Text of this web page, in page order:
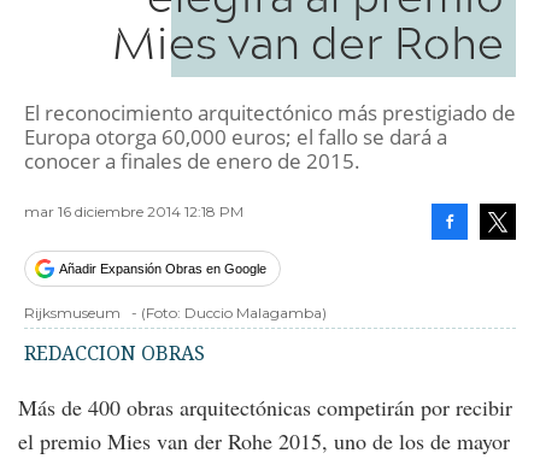
Mies van der Rohe
El reconocimiento arquitectónico más prestigiado de
Europa otorga 60,000 euros; el fallo se dará a
conocer a finales de enero de 2015.
mar 16 diciembre 2014 12:18 PM
Añadir Expansión Obras en Google
Rijksmuseum - (Foto: Duccio Malagamba)
REDACCION OBRAS
Más de 400 obras arquitectónicas competirán por recibir
el premio Mies van der Rohe 2015, uno de los de mayor